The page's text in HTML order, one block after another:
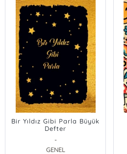
Bir Yıldız Gibi Parla Büyük
Defter
-
GENEL